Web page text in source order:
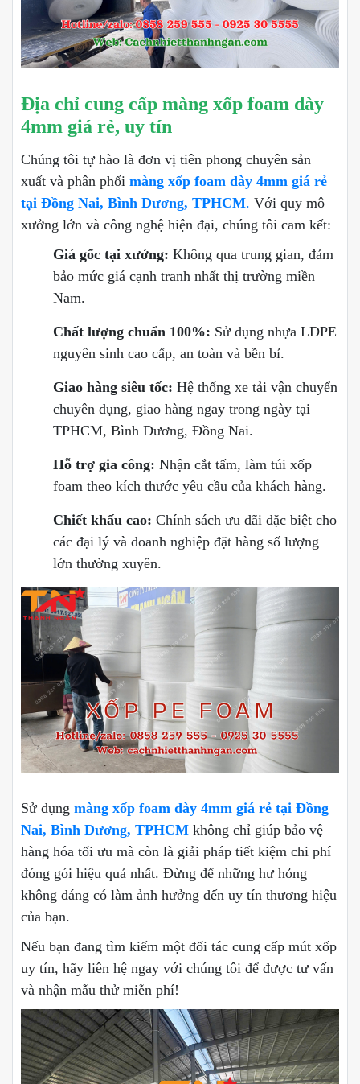
Địa chỉ cung cấp màng xốp foam dày
4mm giá rẻ, uy tín
Chúng tôi tự hào là đơn vị tiên phong chuyên sản
xuất và phân phối màng xốp foam dày 4mm giá rẻ
tại Đồng Nai, Bình Dương, TPHCM. Với quy mô
xưởng lớn và công nghệ hiện đại, chúng tôi cam kết:
Giá gốc tại xưởng: Không qua trung gian, đảm
bảo mức giá cạnh tranh nhất thị trường miền
Nam.
Chất lượng chuẩn 100%: Sử dụng nhựa LDPE
nguyên sinh cao cấp, an toàn và bền bỉ.
Giao hàng siêu tốc: Hệ thống xe tải vận chuyển
chuyên dụng, giao hàng ngay trong ngày tại
TPHCM, Bình Dương, Đồng Nai.
Hỗ trợ gia công: Nhận cắt tấm, làm túi xốp
foam theo kích thước yêu cầu của khách hàng.
Chiết khấu cao: Chính sách ưu đãi đặc biệt cho
các đại lý và doanh nghiệp đặt hàng số lượng
lớn thường xuyên.
Sử dụng màng xốp foam dày 4mm giá rẻ tại Đồng
Nai, Bình Dương, TPHCM không chỉ giúp bảo vệ
hàng hóa tối ưu mà còn là giải pháp tiết kiệm chi phí
đóng gói hiệu quả nhất. Đừng để những hư hỏng
không đáng có làm ảnh hưởng đến uy tín thương hiệu
của bạn.
Nếu bạn đang tìm kiếm một đối tác cung cấp mút xốp
uy tín, hãy liên hệ ngay với chúng tôi để được tư vấn
và nhận mẫu thử miễn phí!